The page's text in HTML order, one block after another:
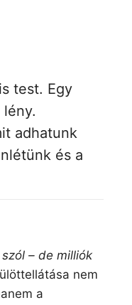
test. Egy
adhatunk
és a
– de milliók
nem
a